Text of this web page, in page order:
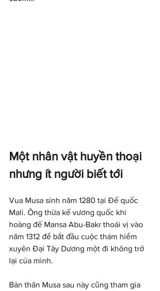
Một nhân vật huyền thoại
nhưng ít người biết tới
Vua Musa sinh năm 1280 tại Đế quốc
Mali. Ông thừa kế vương quốc khi
hoàng đế Mansa Abu-Bakr thoái vị vào
năm 1312 để bắt đầu cuộc thám hiểm
xuyên Đại Tây Dương một đi không trở
lại của mình.
Bản thân Musa sau này cũng tham gia